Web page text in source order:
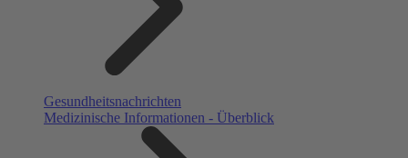
Gesundheitsnachrichten
Medizinische Informationen - Überblick